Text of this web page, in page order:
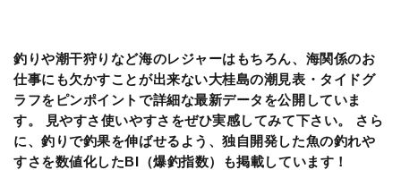
釣りや潮干狩りなど海のレジャーはもちろん、海関係のお
仕事にも欠かすことが出来ない大桂島の潮見表・タイドグ
ラフをピンポイントで詳細な最新データを公開していま
す。 見やすさ使いやすさをぜひ実感してみて下さい。 さら
に、釣りで釣果を伸ばせるよう、独自開発した魚の釣れや
すさを数値化したBI（爆釣指数）も掲載しています！